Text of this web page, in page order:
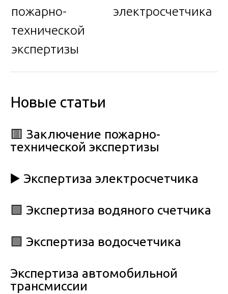
пожарно-
технической
экспертизы
электросчетчика
Новые статьи
🟥 Заключение пожарно-
технической экспертизы
▶️ Экспертиза электросчетчика
🟩 Экспертиза водяного счетчика
🟩 Экспертиза водосчетчика
Экспертиза автомобильной
трансмиссии